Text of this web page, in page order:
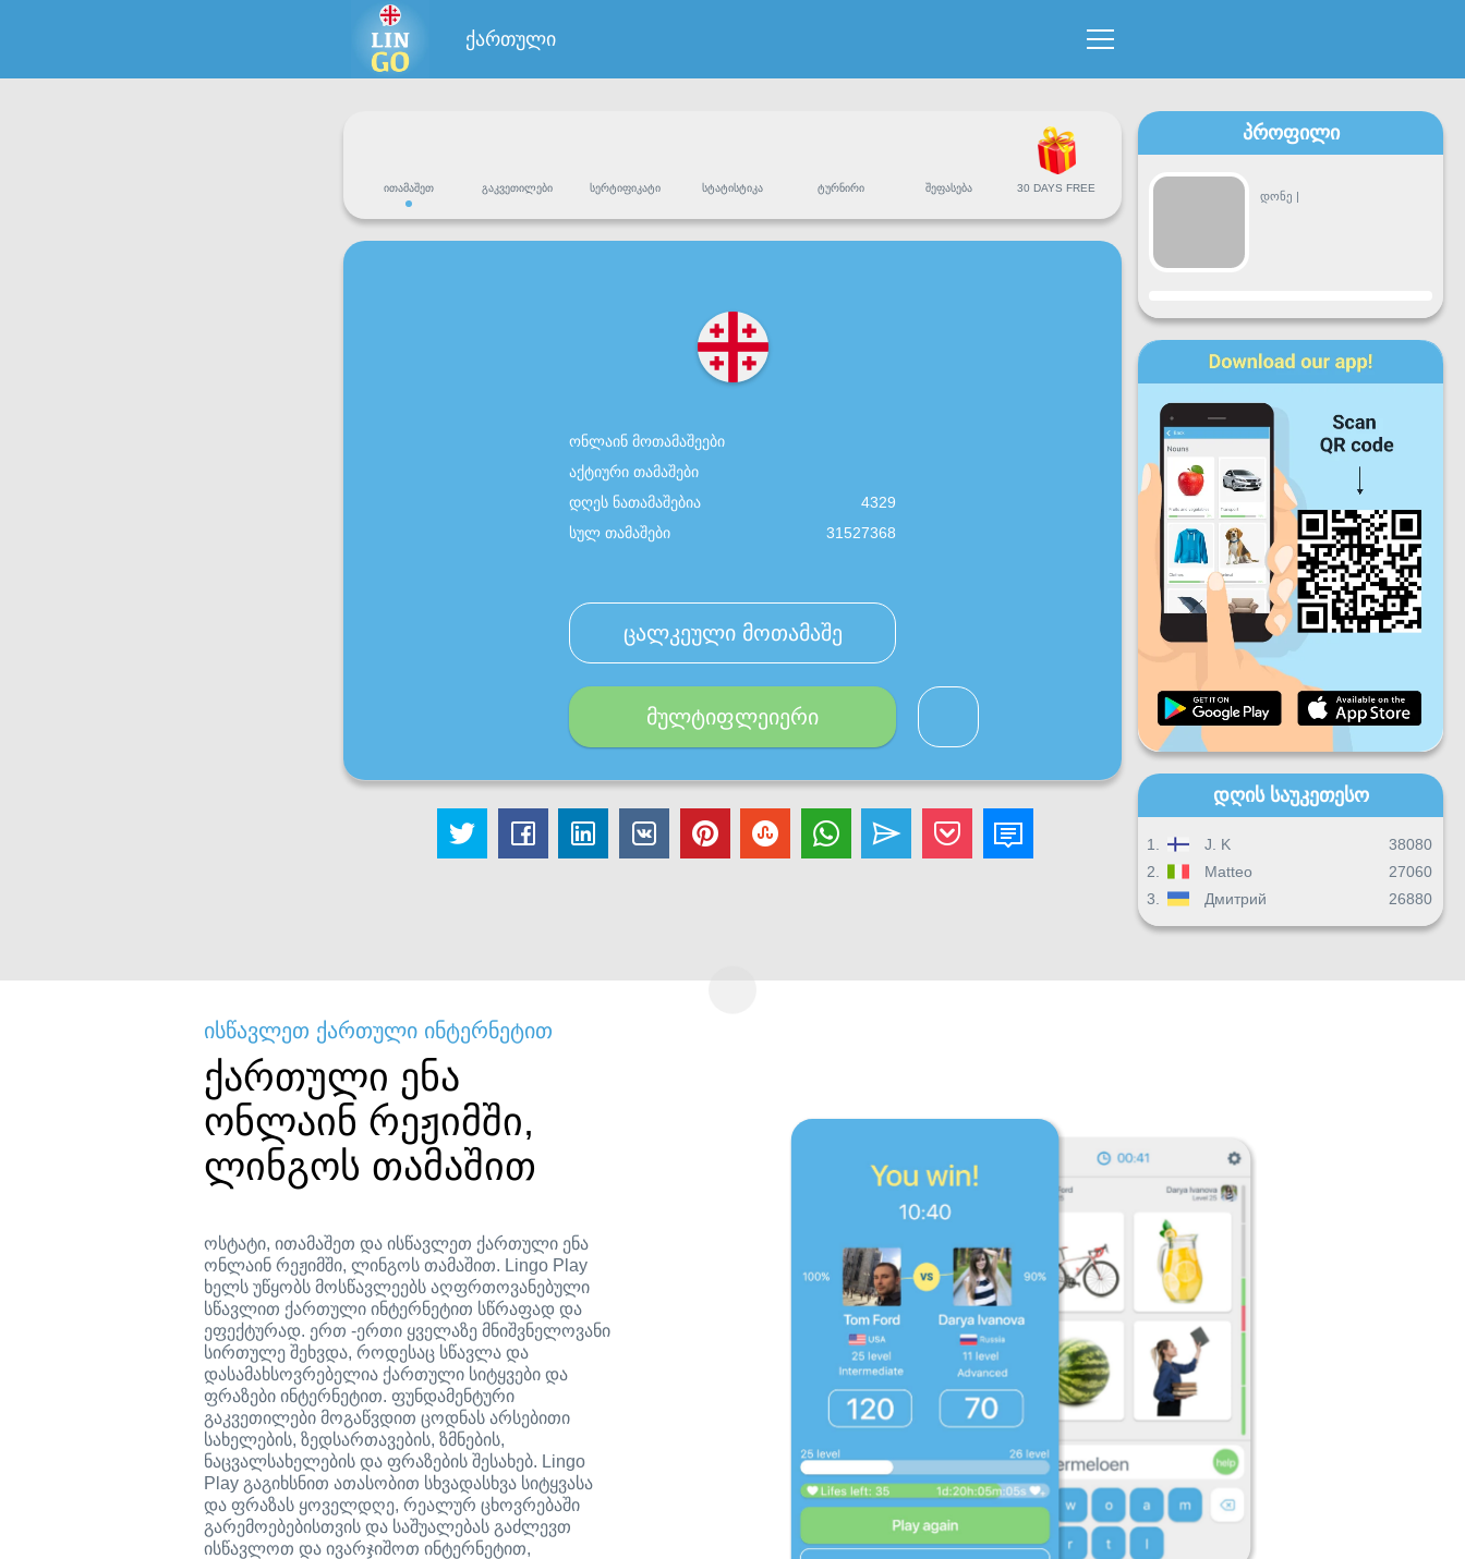
ქართული
ᲘᲗᲐᲛᲐᲨᲔᲗ ᲒᲐᲙᲕᲔᲗᲘᲚᲔᲑᲘ ᲡᲔᲠᲢᲘᲤᲘᲙᲐᲢᲘ ᲡᲢᲐᲢᲘᲡᲢᲘᲙᲐ ᲢᲣᲠᲜᲘᲠᲘ ᲨᲔᲤᲐᲡᲔᲑᲐ 30 DAYS FREE
ონლაინ მოთამაშეები
აქტიური თამაშები
დღეს ნათამაშებია
4329
სულ თამაშები
31527368
ცალკეული მოთამაშე
მულტიფლეიერი
პროფილი
დონე |
პროგრესი
ორშ ოთხ ხუთ
შაბ კვირ
ყოველდღიური პროგრესი
ყოველთვიური პროგრესი
Სერტიფიკატი
Საერთო პროგრესი
დღის საუკეთესო
1. J. K
38080
2.
Matteo
27060
3.
Дмитрий 26880
ისწავლეთ ქართული ინტერნეტით
ქართული ენა
ონლაინ რეჟიმში,
ლინგოს თამაშით
ოსტატი, ითამაშეთ და ისწავლეთ ქართული ენა
ონლაინ რეჟიმში, ლინგოს თამაშით. Lingo Play
ხელს უწყობს მოსწავლეებს აღფრთოვანებული
სწავლით ქართული ინტერნეტით სწრაფად და
ეფექტურად. ერთ -ერთი ყველაზე მნიშვნელოვანი
სირთულე შეხვდა, როდესაც სწავლა და
დასამახსოვრებელია ქართული სიტყვები და
ფრაზები ინტერნეტით. ფუნდამენტური
გაკვეთილები მოგაწვდით ცოდნას არსებითი
სახელების, ზედსართავების, ზმნების,
ნაცვალსახელების და ფრაზების შესახებ. Lingo
Play გაგიხსნით ათასობით სხვადასხვა სიტყვასა
და ფრაზას ყოველდღე, რეალურ ცხოვრებაში
გარემოებებისთვის და საშუალებას გაძლევთ
ისწავლოთ და ივარჯიშოთ ინტერნეტით,